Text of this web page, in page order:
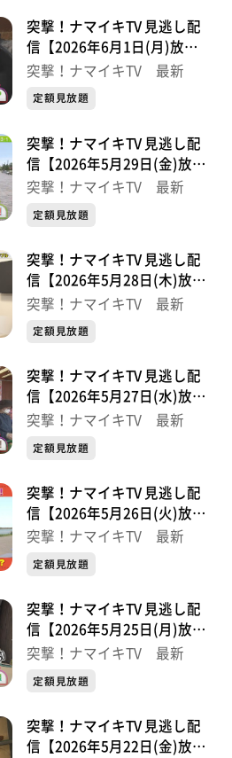
突撃！ナマイキTV 見逃し配
信【2026年6月1日(月)放送
分】
突撃！ナマイキTV 最新
定額見放題
突撃！ナマイキTV 見逃し配
信【2026年5月29日(金)放送
分】
突撃！ナマイキTV 最新
定額見放題
突撃！ナマイキTV 見逃し配
信【2026年5月28日(木)放送
分】
突撃！ナマイキTV 最新
定額見放題
突撃！ナマイキTV 見逃し配
信【2026年5月27日(水)放送
分】
突撃！ナマイキTV 最新
定額見放題
突撃！ナマイキTV 見逃し配
信【2026年5月26日(火)放送
分】
突撃！ナマイキTV 最新
定額見放題
突撃！ナマイキTV 見逃し配
信【2026年5月25日(月)放送
分】
突撃！ナマイキTV 最新
定額見放題
突撃！ナマイキTV 見逃し配
信【2026年5月22日(金)放送